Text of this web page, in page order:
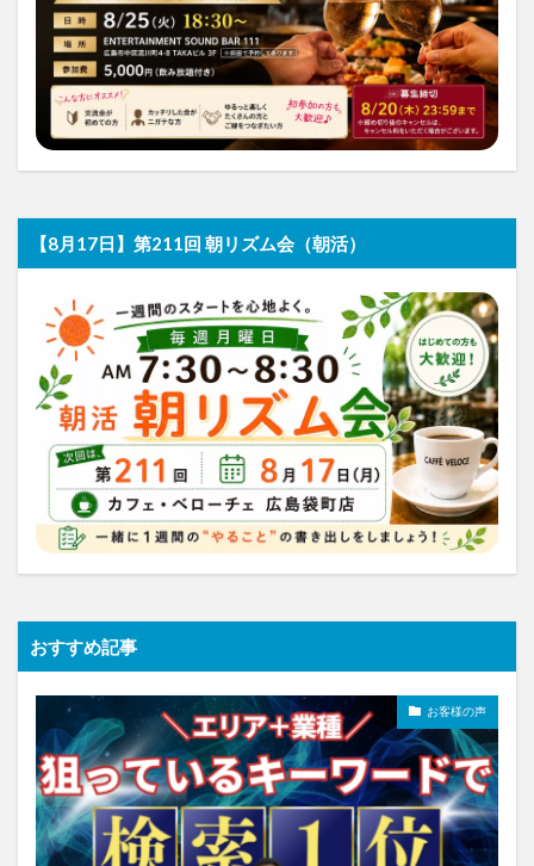
【8月17日】第211回 朝リズム会（朝活）
おすすめ記事
お客様の声